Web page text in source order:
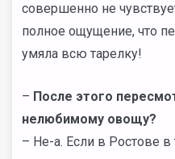
совершенно не
полное ощущение, что
умяла всю тарелку!
– После этого
нелюбимому овощу?
– Не-а. Если в Ростове в